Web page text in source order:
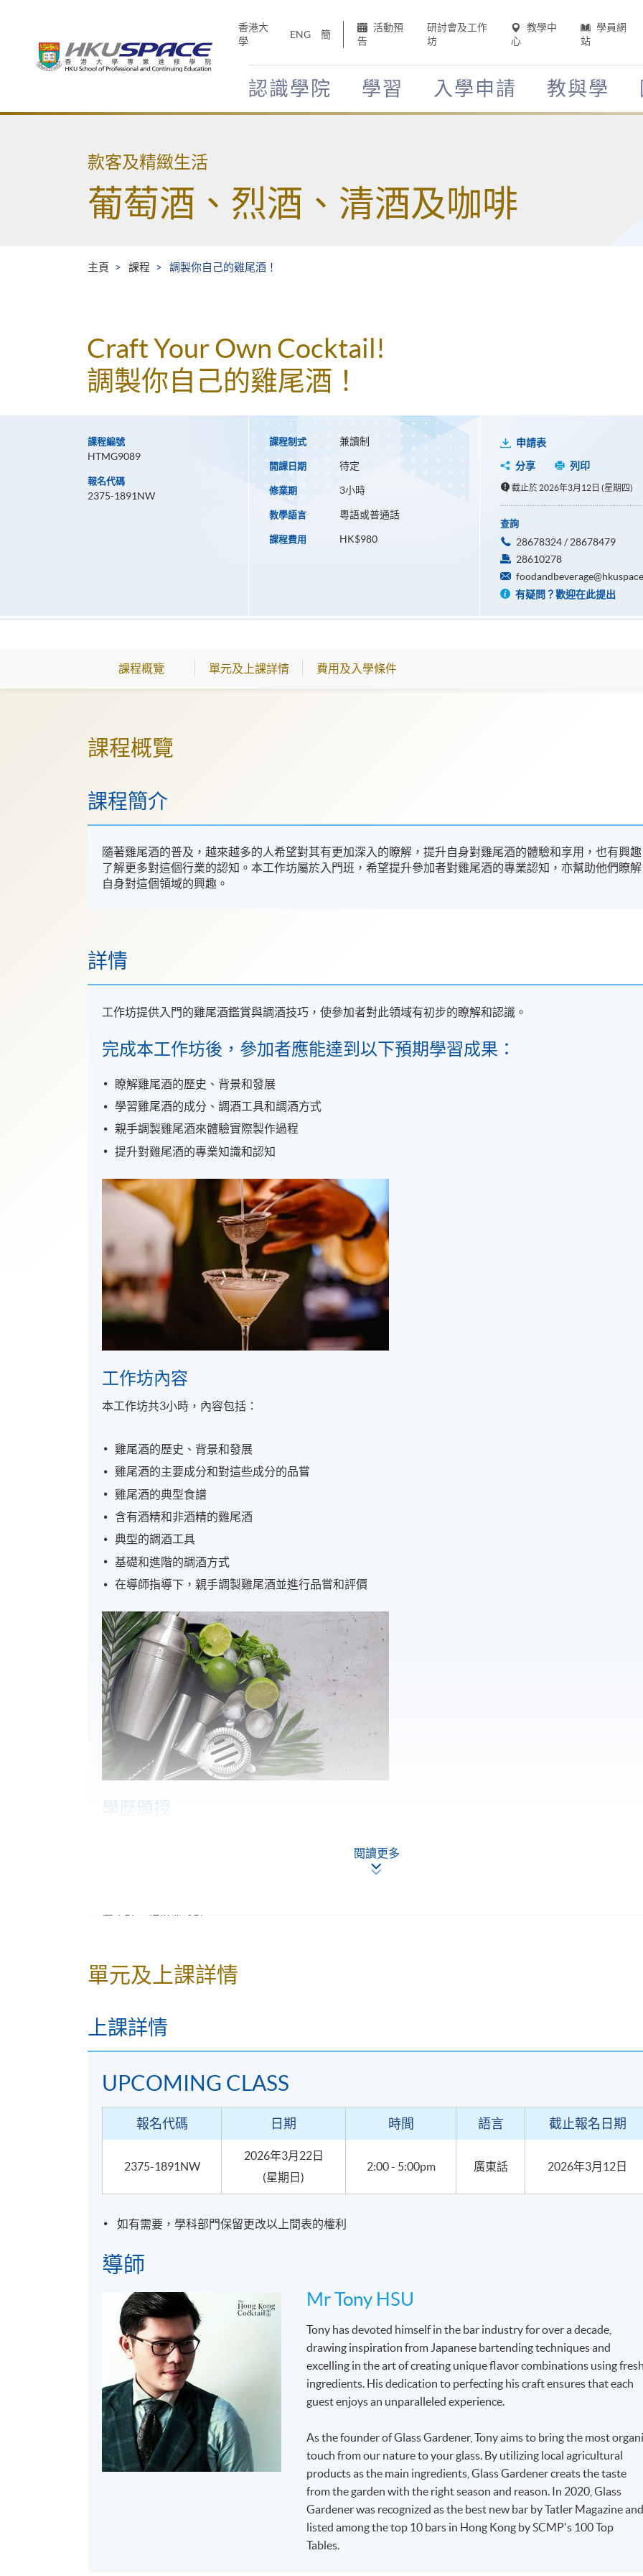
香港大
學
ENG 簡
活動預
告
研討會及工作
坊
教學中
心
學員網
站
認識學院 學習 入學申請 教與學
Main
款客及精緻生活
葡萄酒、烈酒、清酒及咖啡
主頁 課程 調製你自己的雞尾酒！
Craft Your Own Cocktail!
調製你自己的雞尾酒！
課程編號
HTMG9089
報名代碼
2375-1891NW
課程制式 兼讀制
開課日期 待定
修業期 3小時
教學語言 粵語或普通話
課程費用 HK$980
申請表
分享
列印
截止於 2026年3月12日 (星期四)
查詢
28678324 / 28678479
28610278
有疑問？歡迎在此提出
課程概覽 單元及上課詳情 費用及入學條件
課程概覽
課程簡介
隨著雞尾酒的普及，越來越多的人希望對其有更加深入的瞭解，提升自身對雞尾酒的體驗和享用，也有興趣
了解更多對這個行業的認知。本工作坊屬於入門班，希望提升參加者對雞尾酒的專業認知，亦幫助他們瞭解
自身對這個領域的興趣。
詳情
工作坊提供入門的雞尾酒鑑賞與調酒技巧，使參加者對此領域有初步的瞭解和認識。
完成本工作坊後，參加者應能達到以下預期學習成果：
瞭解雞尾酒的歷史、背景和發展
學習雞尾酒的成分、調酒工具和調酒方式
親手調製雞尾酒來體驗實際製作過程
提升對雞尾酒的專業知識和認知
工作坊內容
本工作坊共3小時，內容包括：
雞尾酒的歷史、背景和發展
雞尾酒的主要成分和對這些成分的品嘗
雞尾酒的典型食譜
含有酒精和非酒精的雞尾酒
典型的調酒工具
基礎和進階的調酒方式
在導師指導下，親手調製雞尾酒並進行品嘗和評價
學歷頒授
廣東話，輔以普通話
報名代碼 2375-1891NW
開課日期 2026年3月28日 (星期六)
地點
港島南分校
閱讀更多
單元及上課詳情
上課詳情
UPCOMING CLASS
報名代碼 日期 時間 語言 截止報名日期
2375-1891NW
2026年3月22日
(星期日)
2:00 - 5:00pm 廣東話 2026年3月12日
如有需要，學科部門保留更改以上間表的權利
導師
Mr Tony HSU
Tony has devoted himself in the bar industry for over a decade,
drawing inspiration from Japanese bartending techniques and
excelling in the art of creating unique flavor combinations using
ingredients. His dedication to perfecting his craft ensures that each
guest enjoys an unparalleled experience.
As the founder of Glass Gardener, Tony aims to bring the most
touch from our nature to your glass. By utilizing local agricultural
products as the main ingredients, Glass Gardener creats the taste
from the garden with the right season and reason. In 2020, Glass
Gardener was recognized as the best new bar by Tatler Magazine
listed among the top 10 bars in Hong Kong by SCMP's 100 Top
Tables.